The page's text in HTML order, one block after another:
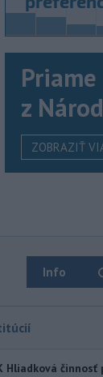
z
ZOBRAZIŤ
Info
Hliadková